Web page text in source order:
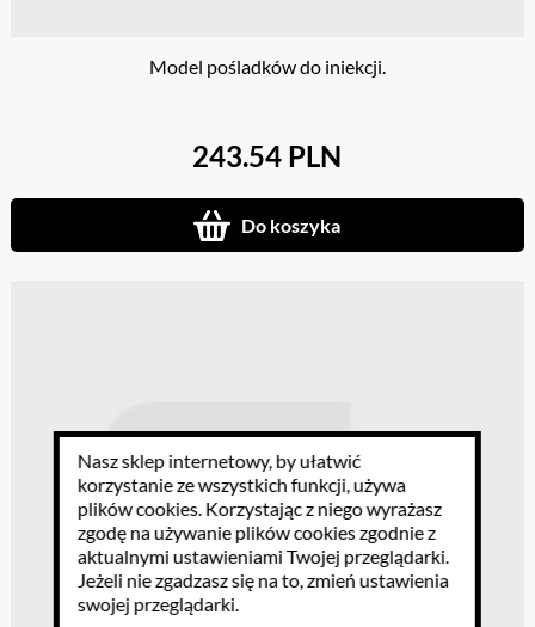
Model pośladków do iniekcji.
243.54 PLN
Do koszyka
Nasz sklep internetowy, by ułatwić
korzystanie ze wszystkich funkcji, używa
plików cookies. Korzystając z niego wyrażasz
zgodę na używanie plików cookies zgodnie z
aktualnymi ustawieniami Twojej przeglądarki.
Jeżeli nie zgadzasz się na to, zmień ustawienia
swojej przeglądarki.